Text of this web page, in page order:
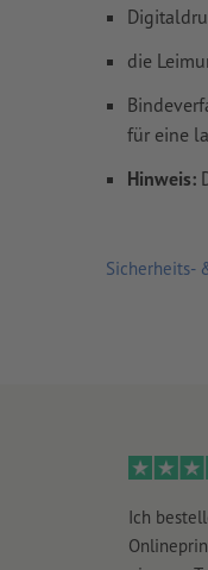
Inhalte
die
für eine
Hinweis:
Sicherheits-
Ich